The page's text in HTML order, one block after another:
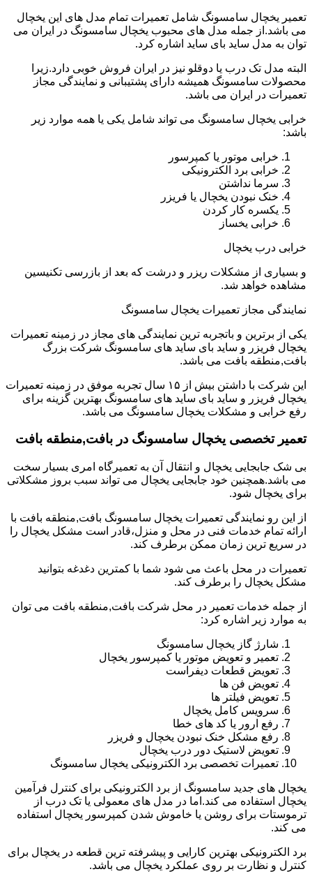
تعمیر یخچال سامسونگ شامل تعمیرات تمام مدل های این یخچال
می باشد.از جمله مدل های محبوب یخچال سامسونگ در ایران می
توان به مدل ساید بای ساید اشاره کرد.
البته مدل تک درب یا دوقلو نیز در ایران فروش خوبی دارد.زیرا
محصولات سامسونگ همیشه دارای پشتیبانی و نمایندگی مجاز
تعمیرات در ایران می باشد.
خرابی یخچال سامسونگ می تواند شامل یکی یا همه موارد زیر
باشد:
خرابی موتور یا کمپرسور
خرابی برد الکترونیکی
سرما نداشتن
خنک نبودن یخچال یا فریزر
یکسره کار کردن
خرابی یخساز
خرابی درب یخچال
و بسیاری از مشکلات ریزر و درشت که بعد از بازرسی تکنیسین
مشاهده خواهد شد.
نمایندگی مجاز تعمیرات یخچال سامسونگ
یکی از برترین و باتجربه ترین نمایندگی های مجاز در زمینه تعمیرات
یخچال فریزر و ساید بای ساید های سامسونگ شرکت بزرگ
بافت,منطقه بافت می باشد.
این شرکت با داشتن بیش از ۱۵ سال تجربه موفق در زمینه تعمیرات
یخچال فریزر و ساید بای ساید های سامسونگ بهترین گزینه برای
رفع خرابی و مشکلات یخچال سامسونگ می باشد.
تعمیر تخصصی یخچال سامسونگ در بافت,منطقه بافت
بی شک جابجایی یخچال و انتقال آن به تعمیرگاه امری بسیار سخت
می باشد.همچنین خود جابجایی یخچال می تواند سبب بروز مشکلاتی
برای یخچال شود.
از این رو نمایندگی تعمیرات یخچال سامسونگ بافت,منطقه بافت با
ارائه تمام خدمات فنی در محل و منزل،قادر است مشکل یخچال را
در سریع ترین زمان ممکن برطرف کند.
تعمیرات در محل باعث می شود شما با کمترین دغدغه بتوانید
مشکل یخچال را برطرف کند.
از جمله خدمات تعمیر در محل شرکت بافت,منطقه بافت می توان
به موارد زیر اشاره کرد:
شارژ گاز یخچال سامسونگ
تعمیر و تعویض موتور یا کمپرسور یخچال
تعویض قطعات دیفراست
تعویض فن ها
تعویض فیلتر ها
سرویس کامل یخچال
رفع ارور یا کد های خطا
رفع مشکل خنک نبودن یخچال و فریزر
تعویض لاستیک دور درب یخچال
تعمیرات تخصصی برد الکترونیکی یخچال سامسونگ
یخچال های جدید سامسونگ از برد الکترونیکی برای کنترل فرآمین
یخچال استفاده می کند.اما در مدل های معمولی یا تک درب از
ترموستات برای روشن یا خاموش شدن کمپرسور یخچال استفاده
می کند.
برد الکترونیکی بهترین کارایی و پیشرفته ترین قطعه در یخچال برای
کنترل و نظارت بر روی عملکرد یخچال می باشد.